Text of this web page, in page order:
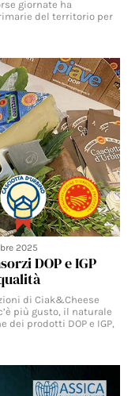
giornate ha
del territorio per
2025
DOP e IGP
di Ciak&Cheese
più gusto, il naturale
prodotti DOP e IGP,